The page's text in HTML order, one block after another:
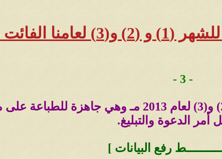
لعام 2009
---
النور لعام 2010
2013 مـ
- 3 -
أمر الدعوة والتبليغ.
رفع البيانات ]